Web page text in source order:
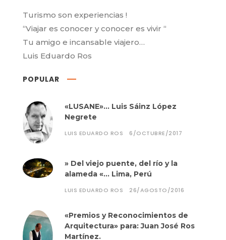
Turismo son experiencias !
“Viajar es conocer y conocer es vivir “
Tu amigo e incansable viajero…
Luis Eduardo Ros
POPULAR
«LUSANE»… Luis Sáinz López
Negrete
LUIS EDUARDO ROS 6/OCTUBRE/2017
» Del viejo puente, del río y la
alameda «… Lima, Perú
LUIS EDUARDO ROS 26/AGOSTO/2016
«Premios y Reconocimientos de
Arquitectura» para: Juan José Ros
Martínez.